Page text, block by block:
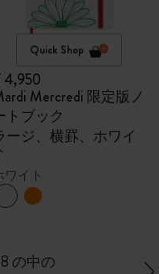
Quick Shop
4,950
Mercredi 限定版ノ
トブック
ージ、横罫、ホワイ
ワイト
の中の